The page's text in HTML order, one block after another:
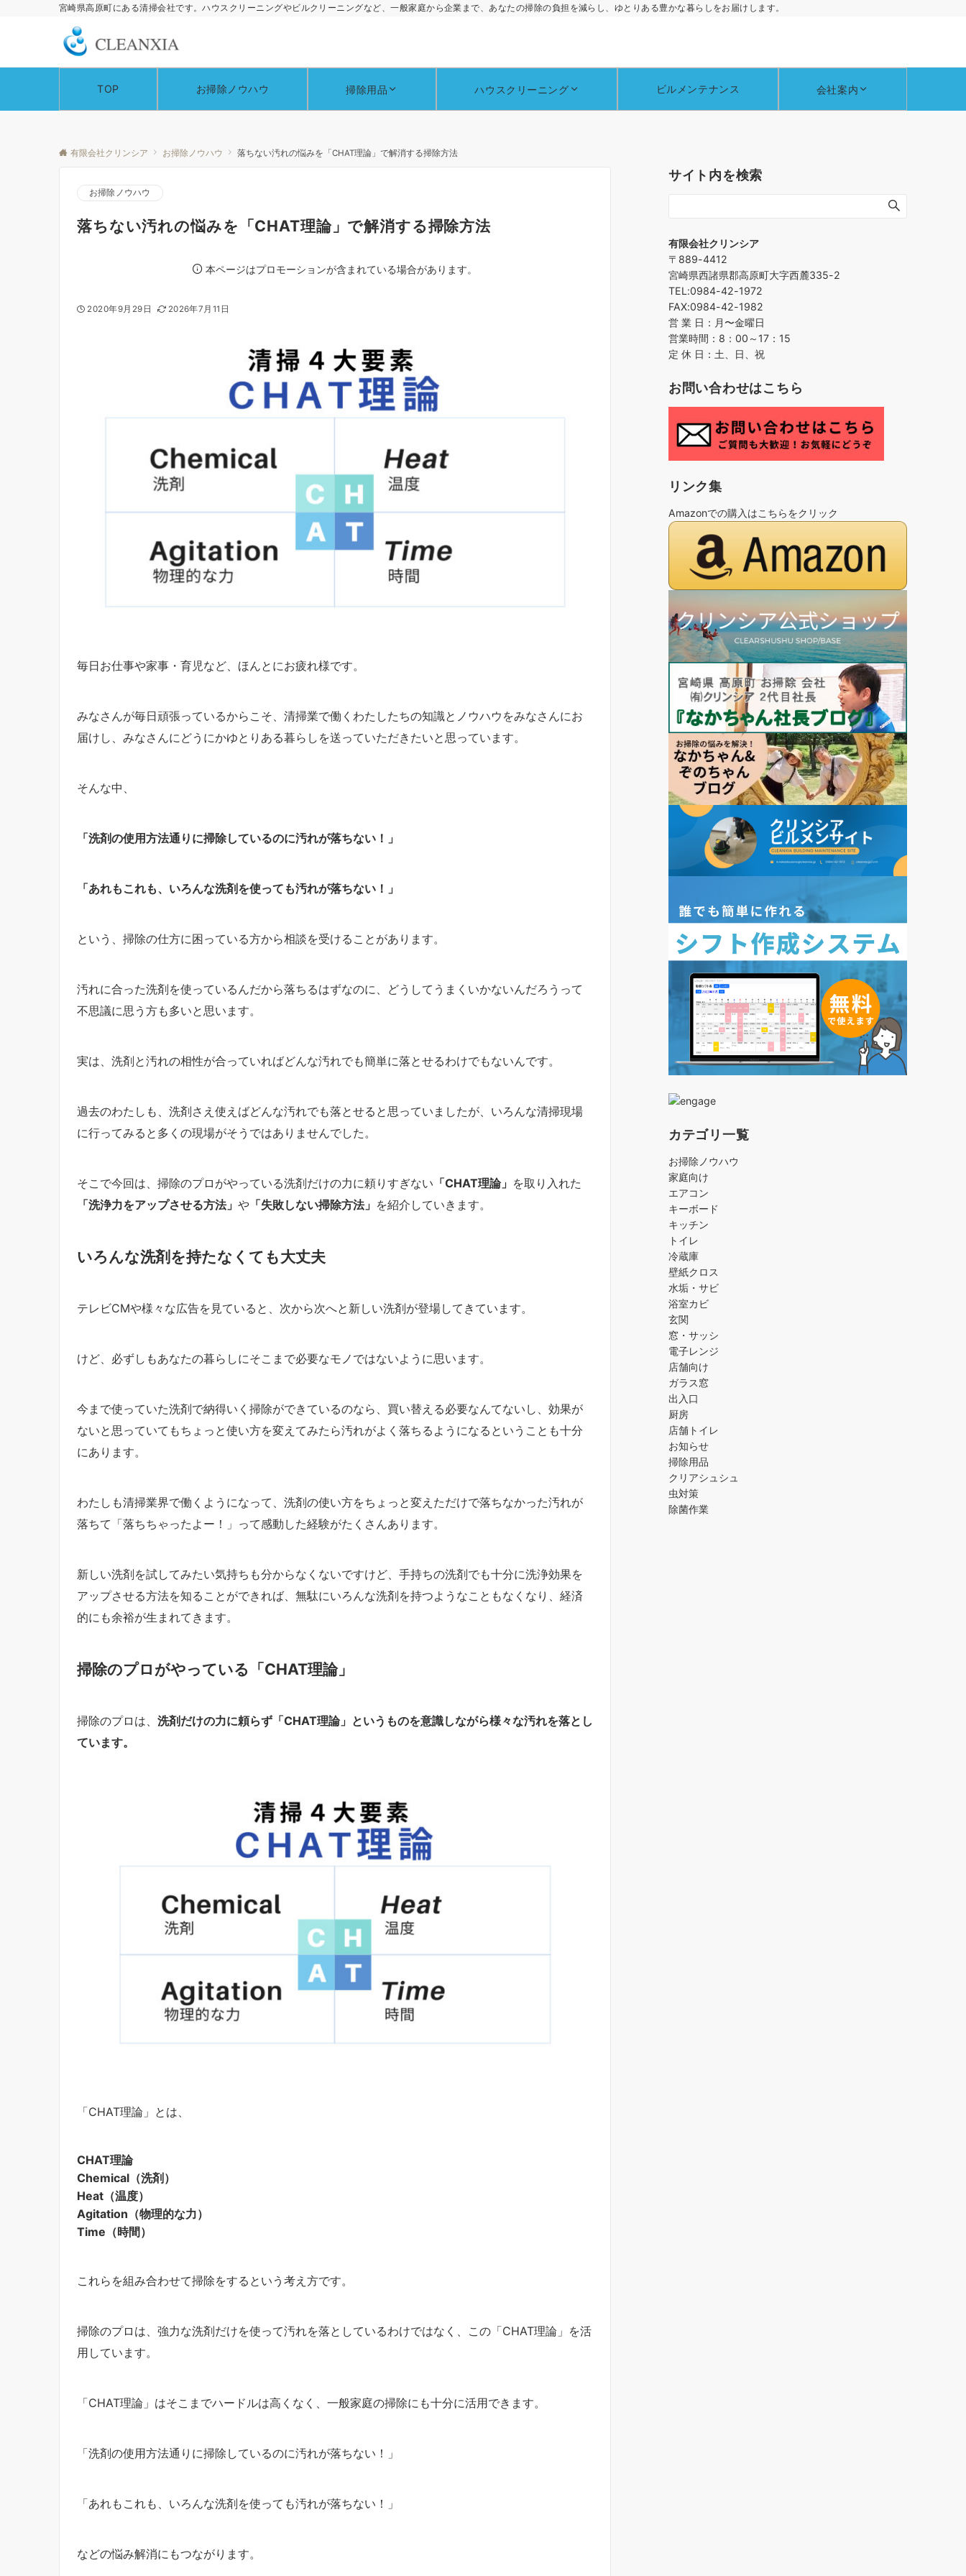
宮崎県高原町にある清掃会社です。ハウスクリーニングやビルクリーニングなど、一般家庭から企業まで、あなたの掃除の負担を減らし、ゆとりある豊かな暮らしをお届けします。
TOP お掃除ノウハウ 掃除用品 ハウスクリーニング ビルメンテナンス 会社案内
有限会社クリンシア お掃除ノウハウ 落ちない汚れの悩みを「CHAT理論」で解消する掃除方法
お掃除ノウハウ
落ちない汚れの悩みを「CHAT理論」で解消する掃除方法
本ページはプロモーションが含まれている場合があります。
2020年9月29日 2026年7月11日
毎日お仕事や家事・育児など、ほんとにお疲れ様です。
みなさんが毎日頑張っているからこそ、清掃業で働くわたしたちの知識とノウハウをみなさんにお
届けし、みなさんにどうにかゆとりある暮らしを送っていただきたいと思っています。
そんな中、
「洗剤の使用方法通りに掃除しているのに汚れが落ちない！」
「あれもこれも、いろんな洗剤を使っても汚れが落ちない！」
という、掃除の仕方に困っている方から相談を受けることがあります。
汚れに合った洗剤を使っているんだから落ちるはずなのに、どうしてうまくいかないんだろうって
不思議に思う方も多いと思います。
実は、洗剤と汚れの相性が合っていればどんな汚れでも簡単に落とせるわけでもないんです。
過去のわたしも、洗剤さえ使えばどんな汚れでも落とせると思っていましたが、いろんな清掃現場
に行ってみると多くの現場がそうではありませんでした。
そこで今回は、 掃除のプロがやっている洗剤だけの力に頼りすぎない 「CHAT理論」 を取り入れた
「洗浄力をアップさせる方法」 や 「失敗しない掃除方法」 を紹介していきます。
いろんな洗剤を持たなくても大丈夫
テレビCMや様々な広告を見ていると、次から次へと新しい洗剤が登場してきています。
けど、必ずしもあなたの暮らしにそこまで必要なモノではないように思います。
今まで使っていた洗剤で納得いく掃除ができているのなら、買い替える必要なんてないし、効果が
ないと思っていてもちょっと使い方を変えてみたら汚れがよく落ちるようになるということも十分
にあります。
わたしも清掃業界で働くようになって、洗剤の使い方をちょっと変えただけで落ちなかった汚れが
落ちて「落ちちゃったよー！」って感動した経験がたくさんあります。
新しい洗剤を試してみたい気持ちも分からなくないですけど、手持ちの洗剤でも十分に洗浄効果を
アップさせる方法を知ることができれば、無駄にいろんな洗剤を持つようなこともなくなり、経済
的にも余裕が生まれてきます。
掃除のプロがやっている「CHAT理論」
掃除のプロは、 洗剤だけの力に頼らず「CHAT理論」というものを意識しながら様々な汚れを落とし
ています。
「CHAT理論」とは、
CHAT理論
Chemical（洗剤）
Heat（温度）
Agitation（物理的な力）
Time（時間）
これらを組み合わせて掃除をするという考え方です。
掃除のプロは、強力な洗剤だけを使って汚れを落としているわけではなく、この「CHAT理論」を活
用しています。
「CHAT理論」はそこまでハードルは高くなく、一般家庭の掃除にも十分に活用できます。
「洗剤の使用方法通りに掃除しているのに汚れが落ちない！」
「あれもこれも、いろんな洗剤を使っても汚れが落ちない！」
などの悩み解消にもつながります。
サイト内を検索
有限会社クリンシア
〒889-4412
宮崎県西諸県郡高原町大字西麓335-2
TEL:0984-42-1972
FAX:0984-42-1982
営 業 日：月〜金曜日
営業時間：8：00～17：15
定 休 日：土、日、祝
お問い合わせはこちら
リンク集
Amazonでの購入はこちらをクリック
カテゴリ一覧
お掃除ノウハウ
家庭向け
エアコン
キーボード
キッチン
トイレ
冷蔵庫
壁紙クロス
水垢・サビ
浴室カビ
玄関
窓・サッシ
電子レンジ
店舗向け
ガラス窓
出入口
厨房
店舗トイレ
お知らせ
掃除用品
クリアシュシュ
虫対策
除菌作業